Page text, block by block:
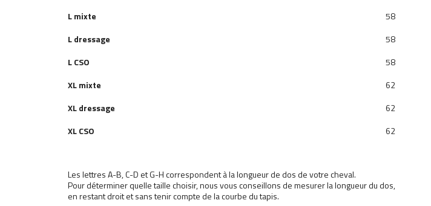
L mixte
58
L dressage
58
LCSO 58
XL mixte
62
XL dressage
62
XLCSO 62
Les lettres A-B, C-D et G-H correspondent à la longueur de dos de votre cheval.
Pour déterminer quelle taille choisir, nous vous conseillons de mesurer la longueur du dos,
en restant droit et sans tenir compte de la courbe du tapis.